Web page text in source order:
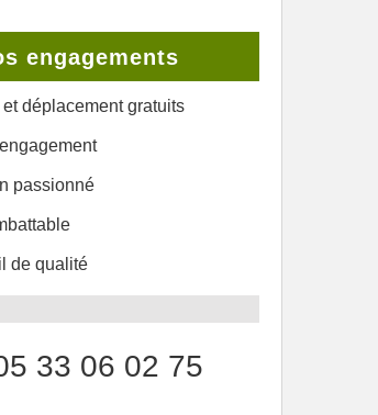
engagements
et déplacement gratuits
passionné
de qualité
33 06 02 75